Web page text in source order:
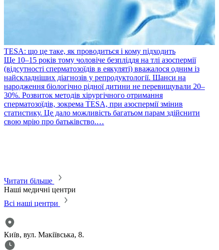
TESA: що це таке, як проводиться і кому підходить
​Ще 10–15 років тому чоловіче безпліддя на тлі азоспермії
(відсутності сперматозоїдів в еякуляті) вважалося одним із
найскладніших діагнозів у репродуктології. Шанси на
народження біологічно рідної дитини не перевищували 20–
30%. Розвиток методів хірургічного отримання
сперматозоїдів, зокрема TESA, при азоспермії змінив
статистику. Це дало можливість багатьом парам здійснити
свою мрію про батьківство.…
Читати більше
Наші медичні центри
Всі наші центри
Київ, вул. Макіївська, 8.